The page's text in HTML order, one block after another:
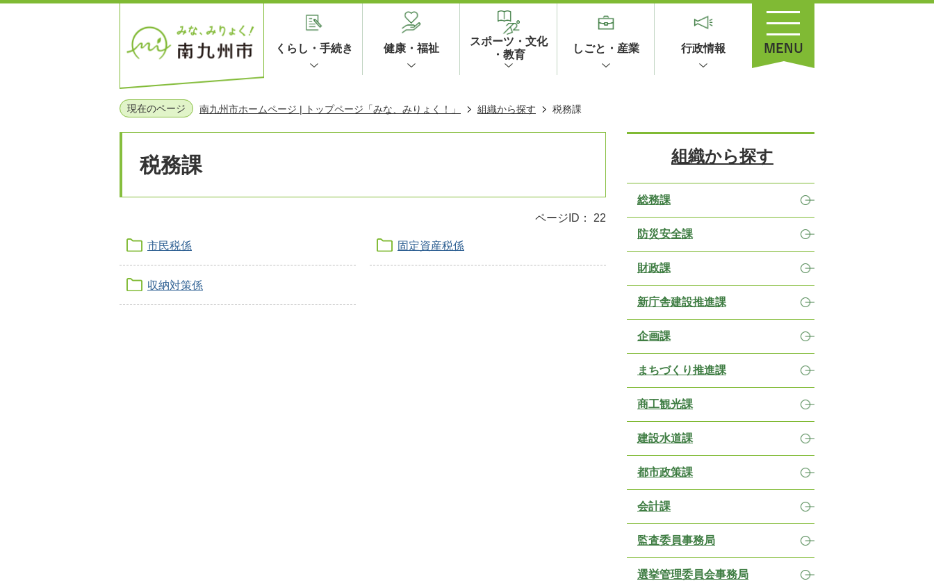
くらし・手続き 健康・福祉
スポーツ・文化
・教育
しごと・産業 行政情報
現在のページ 南九州市ホームページ | トップページ「みな、みりょく！」 組織から探す 税務課
税務課
ページID： 22
市民税係 固定資産税係
収納対策係
組織から探す
総務課
防災安全課
財政課
新庁舎建設推進課
企画課
まちづくり推進課
商工観光課
建設水道課
都市政策課
会計課
監査委員事務局
選挙管理委員会事務局